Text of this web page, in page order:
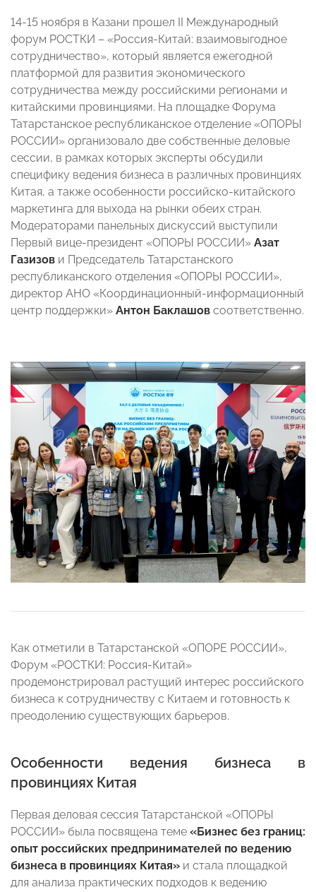
14-15 ноября в Казани прошел II Международный
форум РОСТКИ – «Россия-Китай: взаимовыгодное
сотрудничество», который является ежегодной
платформой для развития экономического
сотрудничества между российскими регионами и
китайскими провинциями. На площадке Форума
Татарстанское республиканское отделение «ОПОРЫ
РОССИИ» организовало две собственные деловые
сессии, в рамках которых эксперты обсудили
специфику ведения бизнеса в различных провинциях
Китая, а также особенности российско-китайского
маркетинга для выхода на рынки обеих стран.
Модераторами панельных дискуссий выступили
Первый вице-президент «ОПОРЫ РОССИИ» Азат
Газизов и Председатель Татарстанского
республиканского отделения «ОПОРЫ РОССИИ»,
директор АНО «Координационный-информационный
центр поддержки» Антон Баклашов соответственно.
Как отметили в Татарстанской «ОПОРЕ РОССИИ»,
Форум «РОСТКИ: Россия-Китай»
продемонстрировал растущий интерес российского
бизнеса к сотрудничеству с Китаем и готовность к
преодолению существующих барьеров.
Особенности ведения бизнеса в
провинциях Китая
Первая деловая сессия Татарстанской «ОПОРЫ
РОССИИ» была посвящена теме «Бизнес без границ:
опыт российских предпринимателей по ведению
бизнеса в провинциях Китая» и стала площадкой
для анализа практических подходов к ведению